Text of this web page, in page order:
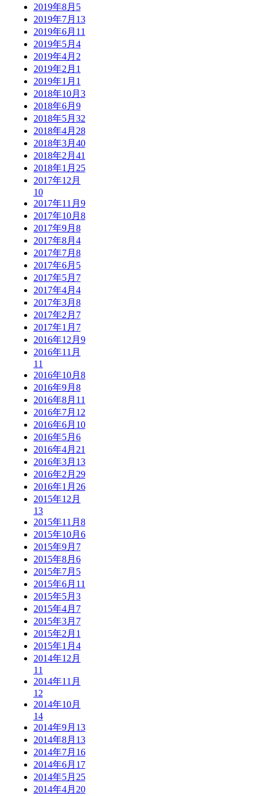
2019年8月 5
2019年7月 13
2019年6月 11
2019年5月 4
2019年4月 2
2019年2月 1
2019年1月 1
2018年10月 3
2018年6月 9
2018年5月 32
2018年4月 28
2018年3月 40
2018年2月 41
2018年1月 25
2017年12月
10
2017年11月 9
2017年10月 8
2017年9月 8
2017年8月 4
2017年7月 8
2017年6月 5
2017年5月 7
2017年4月 4
2017年3月 8
2017年2月 7
2017年1月 7
2016年12月 9
2016年11月
11
2016年10月 8
2016年9月 8
2016年8月 11
2016年7月 12
2016年6月 10
2016年5月 6
2016年4月 21
2016年3月 13
2016年2月 29
2016年1月 26
2015年12月
13
2015年11月 8
2015年10月 6
2015年9月 7
2015年8月 6
2015年7月 5
2015年6月 11
2015年5月 3
2015年4月 7
2015年3月 7
2015年2月 1
2015年1月 4
2014年12月
11
2014年11月
12
2014年10月
14
2014年9月 13
2014年8月 13
2014年7月 16
2014年6月 17
2014年5月 25
2014年4月 20